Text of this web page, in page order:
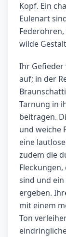
Kopf. Ein
Eulenart
wilde
Ihr Gefieder
auf; in der
Tarnung in
beitragen.
und weiche
eine
zudem die
sind und
ergeben.
mit einem
Ton